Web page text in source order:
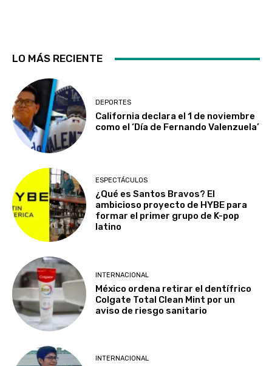
LO MÁS RECIENTE
DEPORTES
California declara el 1 de noviembre
como el ‘Día de Fernando Valenzuela’
ESPECTÁCULOS
¿Qué es Santos Bravos? El
ambicioso proyecto de HYBE para
formar el primer grupo de K-pop
latino
INTERNACIONAL
México ordena retirar el dentífrico
Colgate Total Clean Mint por un
aviso de riesgo sanitario
INTERNACIONAL